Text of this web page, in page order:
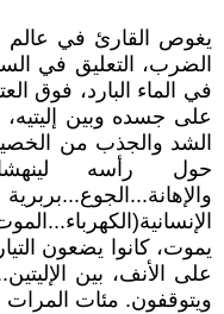
يغوص القارئ في عالم
الضرب، التعليق في
في الماء البارد، فوق
على جسده وبين
الشد والجذب من
حول رأسه لينهشا
يموت، كانوا يضعون
على الأنف، بين
ويتوقفون. مئات المرات